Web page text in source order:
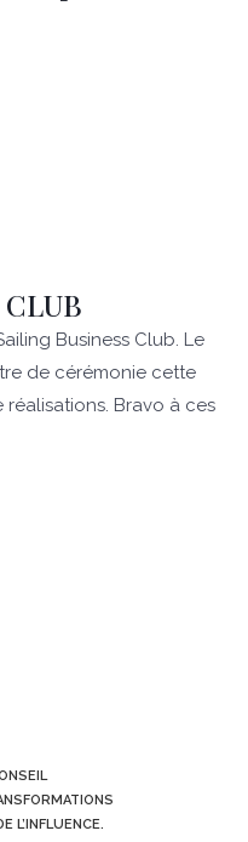
Business Club. Le
de cérémonie cette
réalisations. Bravo à ces
L’INFLUENCE.